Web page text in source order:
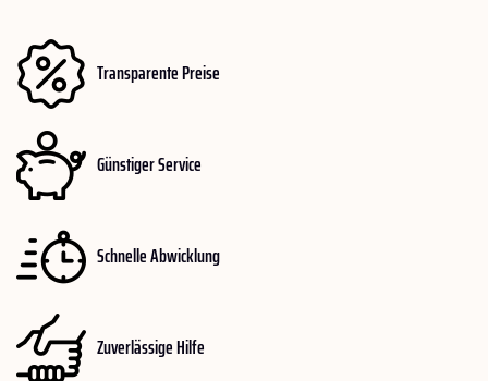
Transparente Preise
Günstiger Service
Schnelle Abwicklung
Zuverlässige Hilfe